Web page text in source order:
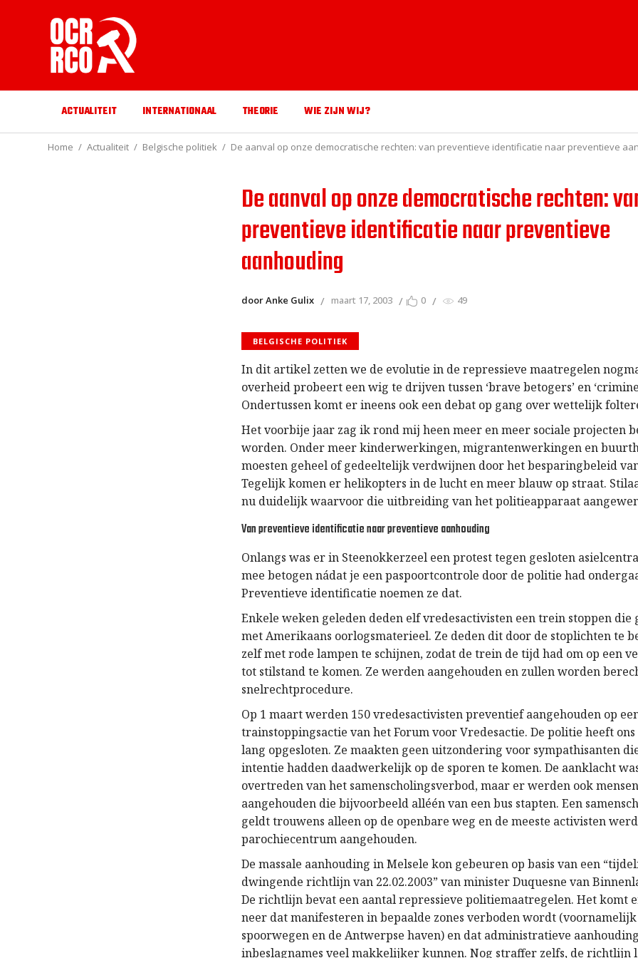
ACTUALITEIT INTERNATIONAAL THEORIE WIE ZIJN WIJ?
Home Actualiteit Belgische politiek De aanval op onze democratische rechten: van preventieve identificatie naar preventieve
De aanval op onze democratische rechten:
preventieve identificatie naar preventieve
aanhouding
door Anke Gulix maart 17, 2003 0 49
BELGISCHE POLITIEK
In dit artikel zetten we de evolutie in de repressieve maatregelen
overheid probeert een wig te drijven tussen ‘brave betogers’ en
Ondertussen komt er ineens ook een debat op gang over wettelijk
Het voorbije jaar zag ik rond mij heen meer en meer sociale projecten
worden. Onder meer kinderwerkingen, migrantenwerkingen en
moesten geheel of gedeeltelijk verdwijnen door het besparingbeleid
Tegelijk komen er helikopters in de lucht en meer blauw op straat.
nu duidelijk waarvoor die uitbreiding van het politieapparaat
Van preventieve identificatie naar preventieve aanhouding
Onlangs was er in Steenokkerzeel een protest tegen gesloten
mee betogen nádat je een paspoortcontrole door de politie had
Preventieve identificatie noemen ze dat.
Enkele weken geleden deden elf vredesactivisten een trein stoppen die
met Amerikaans oorlogsmaterieel. Ze deden dit door de stoplichten te
zelf met rode lampen te schijnen, zodat de trein de tijd had om op een
tot stilstand te komen. Ze werden aangehouden en zullen worden
snelrechtprocedure.
Op 1 maart werden 150 vredesactivisten preventief aangehouden op
trainstoppingsactie van het Forum voor Vredesactie. De politie heeft
lang opgesloten. Ze maakten geen uitzondering voor sympathisanten
intentie hadden daadwerkelijk op de sporen te komen. De aanklacht
overtreden van het samenscholingsverbod, maar er werden ook
aangehouden die bijvoorbeeld alléén van een bus stapten. Een
geldt trouwens alleen op de openbare weg en de meeste activisten
parochiecentrum aangehouden.
De massale aanhouding in Melsele kon gebeuren op basis van een
dwingende richtlijn van 22.02.2003” van minister Duquesne van
De richtlijn bevat een aantal repressieve politiemaatregelen. Het komt
neer dat manifesteren in bepaalde zones verboden wordt
spoorwegen en de Antwerpse haven) en dat administratieve
inbeslagnames veel makkelijker kunnen. Nog straffer zelfs, de richtlijn